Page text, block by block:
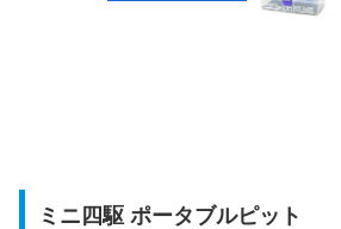
ミニ四駆 ポータブルピット